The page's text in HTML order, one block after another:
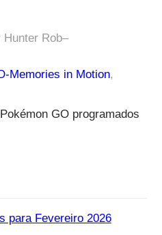
Hunter Rob–
Memories in Motion
GO programados